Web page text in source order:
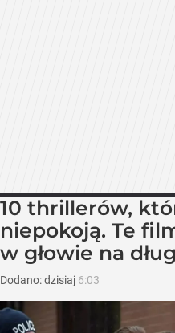
10 thrillerów,
niepokoją. Te
w głowie na
Dodano:dzisiaj 6:03